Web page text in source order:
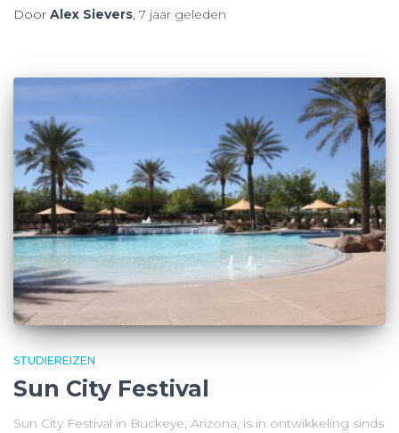
Door Alex Sievers, 7 jaar geleden
STUDIEREIZEN
Sun City Festival
Sun City Festival in Buckeye, Arizona, is in ontwikkeling sinds